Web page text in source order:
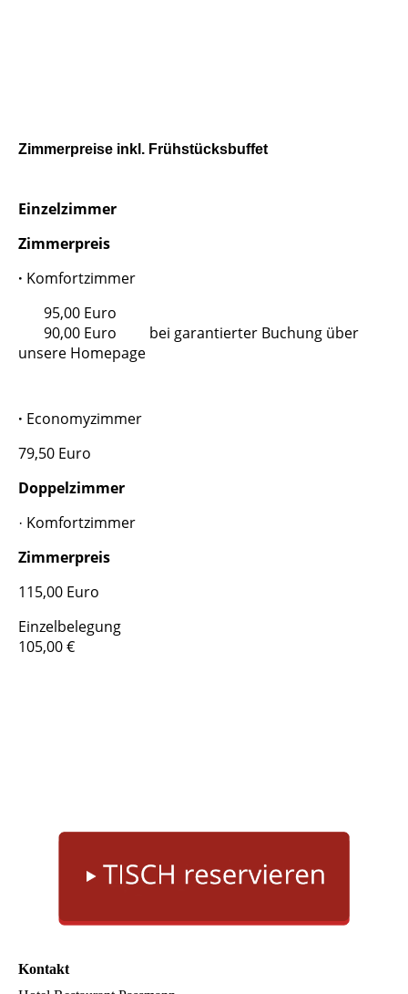
Zimmerpreise inkl. Frühstücksbuffet
Einzelzimmer
Zimmerpreis
· Komfortzimmer
95,00 Euro
90,00 Euro bei garantierter Buchung über
unsere Homepage
· Economyzimmer
79,50 Euro
Doppelzimmer
· Komfortzimmer
Zimmerpreis
115,00 Euro
Einzelbelegung
105,00 €
Kontakt